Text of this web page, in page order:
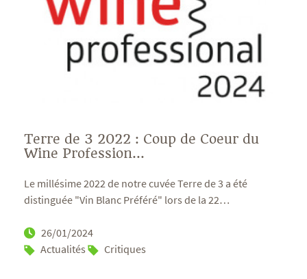
Terre de 3 2022 : Coup de Coeur du
Wine Profession...
Le millésime 2022 de notre cuvée Terre de 3 a été
distinguée "Vin Blanc Préféré" lors de la 22…
26/01/2024
Actualités
Critiques